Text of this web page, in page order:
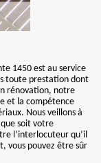
1450 est au service
toute prestation dont
rénovation, notre
et la compétence
Nous veillons à
soit votre
l’interlocuteur qu’il
vous pouvez être sûr